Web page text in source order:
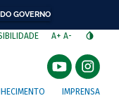
GOVERNO
A+ A-
IMPRENSA